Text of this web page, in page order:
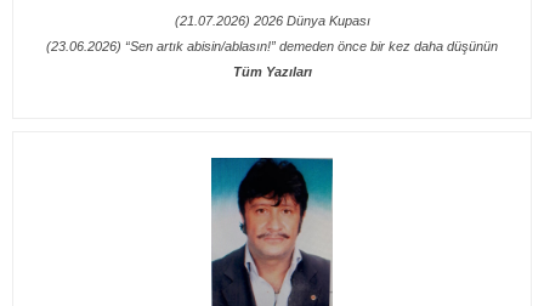
(21.07.2026) 2026 Dünya Kupası
(23.06.2026) “Sen artık abisin/ablasın!” demeden önce bir kez daha düşünün
Tüm Yazıları